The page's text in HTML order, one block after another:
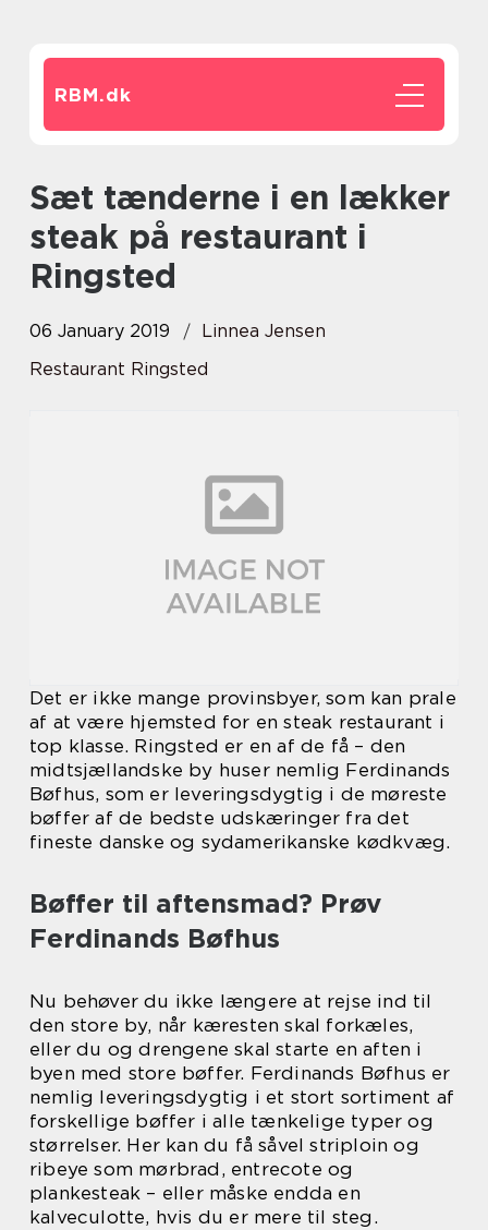
RBM.dk
Sæt tænderne i en lækker
steak på restaurant i
Ringsted
06 January 2019
Linnea Jensen
Restaurant Ringsted
Det er ikke mange provinsbyer, som kan prale
af at være hjemsted for en steak restaurant i
top klasse. Ringsted er en af de få – den
midtsjællandske by huser nemlig Ferdinands
Bøfhus, som er leveringsdygtig i de møreste
bøffer af de bedste udskæringer fra det
fineste danske og sydamerikanske kødkvæg.
Bøffer til aftensmad? Prøv
Ferdinands Bøfhus
Nu behøver du ikke længere at rejse ind til
den store by, når kæresten skal forkæles,
eller du og drengene skal starte en aften i
byen med store bøffer. Ferdinands Bøfhus er
nemlig leveringsdygtig i et stort sortiment af
forskellige bøffer i alle tænkelige typer og
størrelser. Her kan du få såvel striploin og
ribeye som mørbrad, entrecote og
plankesteak – eller måske endda en
kalveculotte, hvis du er mere til steg.